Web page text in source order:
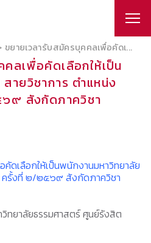
ขยายเวลารับสมัครบุคคลเพื่อคัดเ...
ลเพื่อคัดเลือกให้เป็น
ายวิชาการ ตำแหน่ง
๙ สังกัดภาควิชา
คัดเลือกให้เป็นพนักงานมหาวิทยาลัย
ครั้งที่ ๒/๒๕๖๙ สังกัดภาควิชา
ทยาลัยธรรมศาสตร์ ศูนย์รังสิต